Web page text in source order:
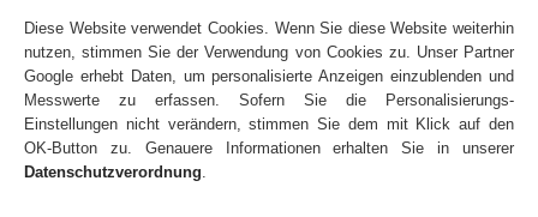
Diese Website verwendet Cookies. Wenn Sie diese Website weiterhin
nutzen, stimmen Sie der Verwendung von Cookies zu. Unser Partner
Google erhebt Daten, um personalisierte Anzeigen einzublenden und
Messwerte zu erfassen. Sofern Sie die Personalisierungs-
Einstellungen nicht verändern, stimmen Sie dem mit Klick auf den
OK-Button zu. Genauere Informationen erhalten Sie in unserer
Datenschutzverordnung.